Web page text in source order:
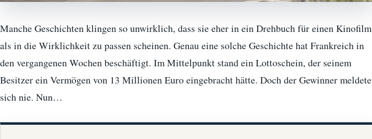
Manche Geschichten klingen so unwirklich, dass sie eher in ein Drehbuch für einen Kinofilm
als in die Wirklichkeit zu passen scheinen. Genau eine solche Geschichte hat Frankreich in
den vergangenen Wochen beschäftigt. Im Mittelpunkt stand ein Lottoschein, der seinem
Besitzer ein Vermögen von 13 Millionen Euro eingebracht hätte. Doch der Gewinner meldete
sich nie. Nun…